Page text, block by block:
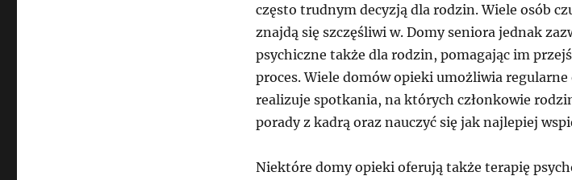
często trudnym decyzją dla rodzin. Wiele osób
znajdą się szczęśliwi w. Domy seniora jednak
psychiczne także dla rodzin, pomagając im
proces. Wiele domów opieki umożliwia
realizuje spotkania, na których członkowie
porady z kadrą oraz nauczyć się jak najlepiej
Niektóre domy opieki oferują także terapię